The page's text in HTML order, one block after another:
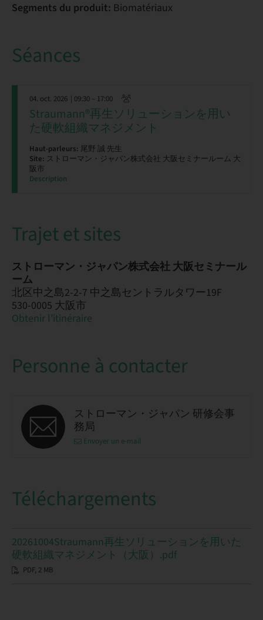
Segments du produit: Biomatériaux
Séances
04. oct. 2026 | 09:30 – 17:00
Straumann®再生ソリューションを用い
た硬軟組織マネジメント
Haut-parleurs: 尾野 誠 先生
Site: ストローマン・ジャパン株式会社 大阪セミナールーム 大
阪市
Description
Trajet et sites
ストローマン・ジャパン株式会社 大阪セミナール
ーム
北区中之島2-2-7 中之島セントラルタワー19F
530-0005 大阪市
Obtenir l’itinéraire
Personne à contacter
ストローマン・ジャパン 研修会事
務局
Envoyer un e-mail
Téléchargements
20261004Straumann再生ソリューションを用いた
硬軟組織マネジメント（大阪）.pdf
PDF, 2 MB